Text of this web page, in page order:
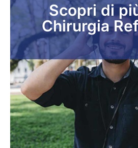
Scopri di
Chirurgia